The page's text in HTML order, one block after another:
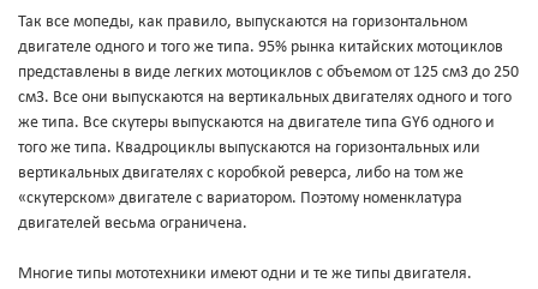
Так все мопеды, как правило, выпускаются на горизонтальном
двигателе одного и того же типа. 95% рынка китайских мотоциклов
представлены в виде легких мотоциклов с объемом от 125 см3 до 250
см3. Все они выпускаются на вертикальных двигателях одного и того
же типа. Все скутеры выпускаются на двигателе типа GY6 одного и
того же типа. Квадроциклы выпускаются на горизонтальных или
вертикальных двигателях с коробкой реверса, либо на том же
«скутерском» двигателе с вариатором. Поэтому номенклатура
двигателей весьма ограничена.
Многие типы мототехники имеют одни и те же типы двигателя.